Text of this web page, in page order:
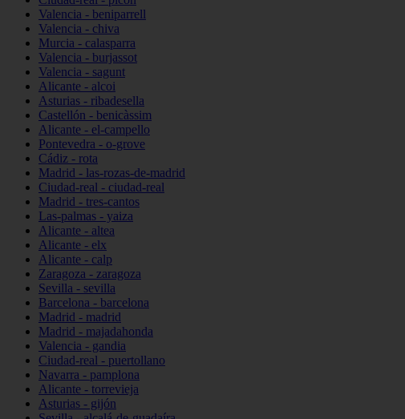
Valencia - beniparrell
Valencia - chiva
Murcia - calasparra
Valencia - burjassot
Valencia - sagunt
Alicante - alcoi
Asturias - ribadesella
Castellón - benicàssim
Alicante - el-campello
Pontevedra - o-grove
Cádiz - rota
Madrid - las-rozas-de-madrid
Ciudad-real - ciudad-real
Madrid - tres-cantos
Las-palmas - yaiza
Alicante - altea
Alicante - elx
Alicante - calp
Zaragoza - zaragoza
Sevilla - sevilla
Barcelona - barcelona
Madrid - madrid
Madrid - majadahonda
Valencia - gandia
Ciudad-real - puertollano
Navarra - pamplona
Alicante - torrevieja
Asturias - gijón